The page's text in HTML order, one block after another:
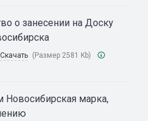
о занесении на Доску
Скачать (Размер 2581 Kb)
Новосибирская марка,